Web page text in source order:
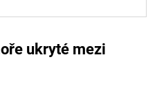
ukryté mezi